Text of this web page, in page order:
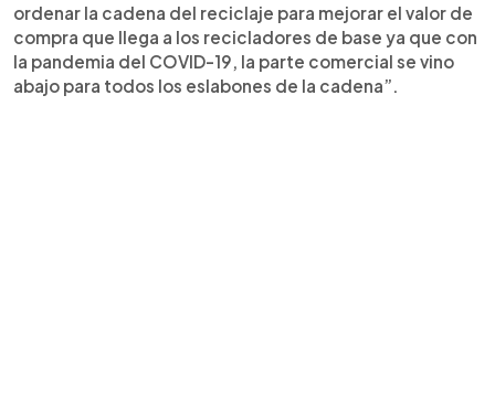
ordenar la cadena del reciclaje para mejorar el valor de
compra que llega a los recicladores de base ya que con
la pandemia del COVID-19, la parte comercial se vino
abajo para todos los eslabones de la cadena”.